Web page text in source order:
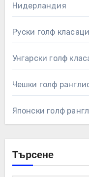
Нидерландия
Руски голф
Унгарски голф
Чешки голф
Японски голф
Търсене